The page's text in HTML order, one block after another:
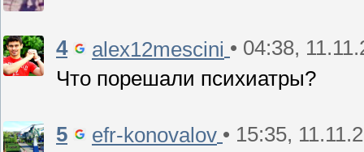
4 alex12mescini • 04:38,
Что порешали психиатры?
5 efr-konovalov • 15:35,